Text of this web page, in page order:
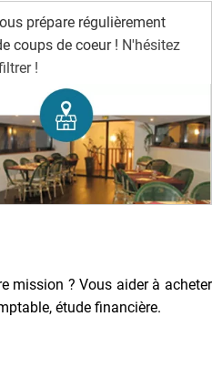
prépare régulièrement
coups de coeur ! N'hésitez
!
mission ? Vous aider à acheter
étude financière.